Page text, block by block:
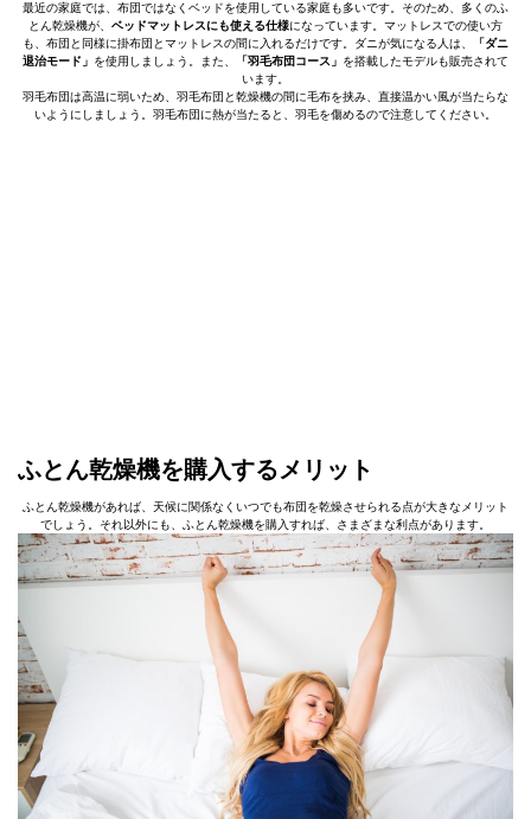
最近の家庭では、布団ではなくベッドを使用している家庭も多いです。そのため、多くのふ
とん乾燥機が、 ベッドマットレスにも使える仕様になっています。マットレスでの使い方
も、布団と同様に掛布団とマットレスの間に入れるだけです。ダニが気になる人は、
「ダニ
退治モード」 を使用しましょう。また、 「羽毛布団コース 」 を搭載したモデルも販売されて
います。
羽毛布団は高温に弱いため、羽毛布団と乾燥機の間に毛布を挟み、直接温かい風が当たらな
いようにしましょう。羽毛布団に熱が当たると、羽毛を傷めるので注意してください。
ふとん乾燥機を購入するメリット
ふとん乾燥機があれば、天候に関係なくいつでも布団を乾燥させられる点が大きなメリット
でしょう。それ以外にも、ふとん乾燥機を購入すれば、さまざまな利点があります。